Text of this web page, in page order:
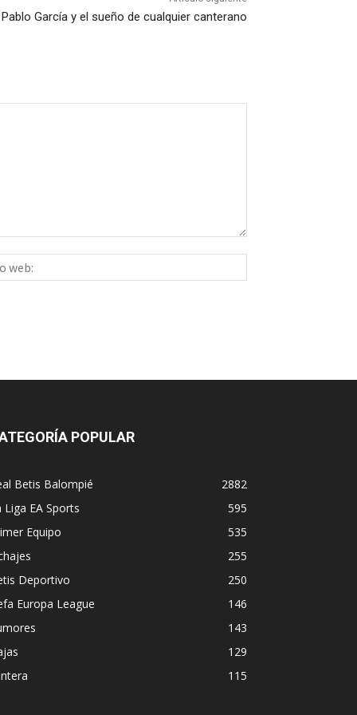
Pablo García y el sueño de cualquier canterano
web:
POPULAR
Betis Balompié
2882
Liga EA Sports
595
Equipo
535
255
Deportivo
250
Europa League
146
143
129
115